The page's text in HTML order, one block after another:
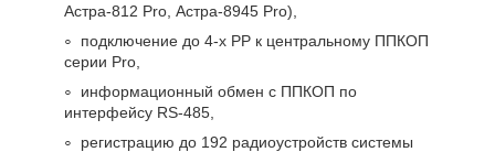
Астра-812 Pro, Астра-8945 Pro),
подключение до 4-х РР к центральному ППКОП
серии Pro,
информационный обмен с ППКОП по
интерфейсу RS-485,
регистрацию до 192 радиоустройств системы